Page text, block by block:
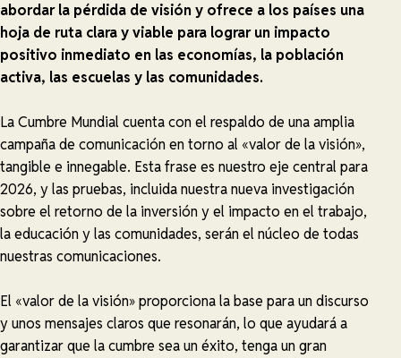
abordar la pérdida de visión y ofrece a los países una
hoja de ruta clara y viable para lograr un impacto
positivo inmediato en las economías, la población
activa, las escuelas y las comunidades.
La Cumbre Mundial cuenta con el respaldo de una amplia
campaña de comunicación en torno al «valor de la visión»,
tangible e innegable. Esta frase es nuestro eje central para
2026, y las pruebas, incluida nuestra nueva investigación
sobre el retorno de la inversión y el impacto en el trabajo,
la educación y las comunidades, serán el núcleo de todas
nuestras comunicaciones.
El «valor de la visión» proporciona la base para un discurso
y unos mensajes claros que resonarán, lo que ayudará a
garantizar que la cumbre sea un éxito, tenga un gran